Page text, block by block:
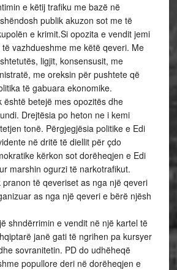
e këtij trafiku me bazë në
publik akuzon sot me të
e krimit.Si opozita e vendit jemi
vazhdueshme me këtë qeveri. Me
ligjit, konsensusit, me
me oreksin për pushtete që
të gabuara ekonomike.
është betejë mes opozitës dhe
Drejtësia po heton ne i kemi
tonë. Përgjegjësia politike e Edi
në dritë të diellit për çdo
kërkon sot dorëheqjen e Edi
marshin ogurzi të narkotrafikut.
pranon të qeveriset as nga një qeveri
as nga një qeveri e bërë njësh
shndërrimin e vendit në një kartel të
janë gati të ngrihen pa kursyer
sovranitetin. PD do udhëheqë
popullore deri në dorëheqjen e